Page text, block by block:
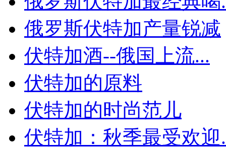
俄罗斯伏特加产量锐减
伏特加酒--俄国上流...
伏特加的原料
伏特加的时尚范儿
伏特加：秋季最受欢迎